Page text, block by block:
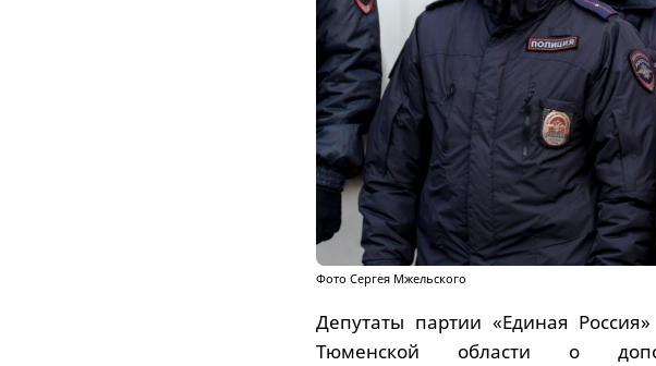
Фото Сергея Мжельского
Депутаты партии «Единая
Тюменской области о